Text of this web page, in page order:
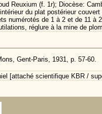
Reuxium (f. 1r); Diocèse:
du plat postérieur
numérotés de 1 à 2 et de 11
réglure à la mine de
Gent-Paris, 1931, p. 57-60.
[attaché scientifique KBR /